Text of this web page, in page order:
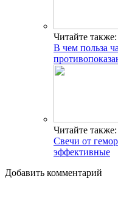
Читайте также:
В чем польза
Читайте также:
Свечи от
эффективные
Добавить комментарий